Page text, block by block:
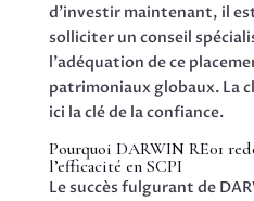
d’investir maintenant, il
solliciter un conseil
l’adéquation de ce
patrimoniaux globaux. La
ici la clé de la confiance.
Pourquoi DARWIN RE01
l’efficacité en SCPI
Le succès fulgurant de